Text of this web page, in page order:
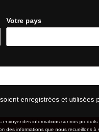
Votre pays
enregistrées et utilisées
des informations sur nos
des informations que nous recueillons à